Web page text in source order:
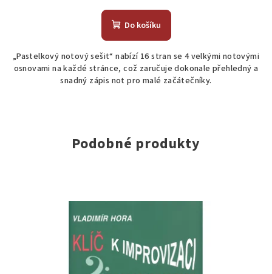
Do košíku
„Pastelkový notový sešit“ nabízí 16 stran se 4 velkými notovými
osnovami na každé stránce, což zaručuje dokonale přehledný a
snadný zápis not pro malé začátečníky.
Podobné produkty